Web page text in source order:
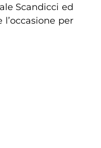
Scandicci ed
per